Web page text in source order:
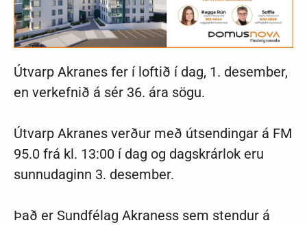
Útvarp Akranes fer í loftið í dag, 1. desember,
en verkefnið á sér 36. ára sögu.
Útvarp Akranes verður með útsendingar á FM
95.0 frá kl. 13:00 í dag og dagskrárlok eru
sunnudaginn 3. desember.
Það er Sundfélag Akraness sem stendur á